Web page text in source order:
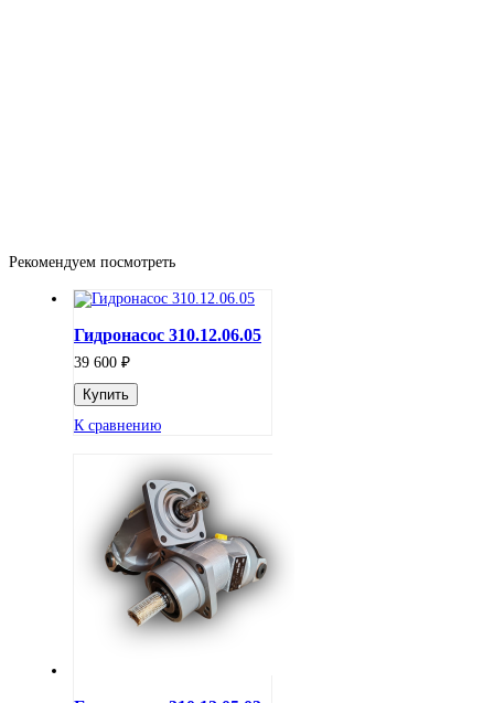
Рекомендуем посмотреть
Гидронасос 310.12.06.05
39 600 ₽
К сравнению